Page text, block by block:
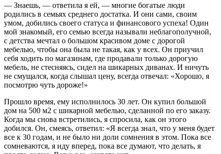
— Знаешь, — ответила я ей, — многие богатые люди
родились в семьях среднего достатка. И они сами, своим
умом, добились своего статуса и финансового успеха! Один
мой знакомый, его семью всегда называли неблагополучной,
с детства мечтал о большом красивом доме с дорогой
мебелью, чтобы она была не такая, как у всех. Он приучил
себя ходить по магазинам, где продавали только дорогую
мебель, не стесняясь, сидел на шикарных диванах. И ничуть
не смущался, когда слышал цену, всегда отвечал: «Хорошо, я
посмотрю чуть дороже!»
Прошло время, ему исполнилось 30 лет. Он купил большой
дом на 500 м2 с шикарной мебелью, сделанной по его заказу.
Когда мы снова встретились, я спросила, как он этого
добился. Он, смеясь, ответил: «Я всегда знал, что у меня будет
все к 30 годам, и не было ни доли сомнения в этом. Пока все
сомневаются, я иду вперед, пока все думают, что делать, я